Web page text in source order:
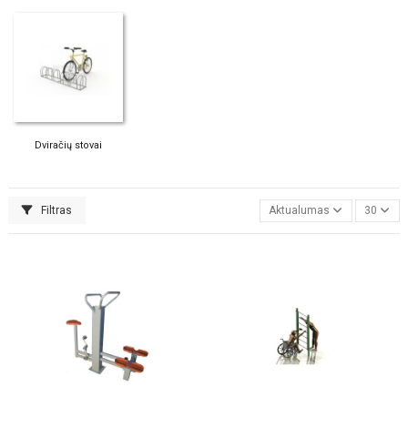
Dviračių stovai
Filtras Aktualumas 30